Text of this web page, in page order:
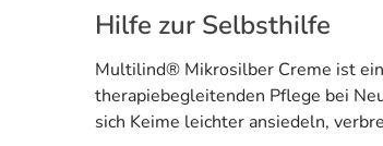
Hilfe zur Selbsthilfe
Multilind® Mikrosilber Creme ist
therapiebegleitenden Pflege bei
sich Keime leichter ansiedeln,